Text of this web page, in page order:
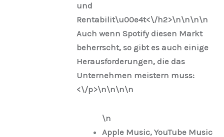
und
Rentabilit\u00e4t<\/h2>\n\n\n\n
Auch wenn Spotify diesen Markt
beherrscht, so gibt es auch einige
Herausforderungen, die das
Unternehmen meistern muss:
<\/p>\n\n\n\n
\n
Apple Music, YouTube Music